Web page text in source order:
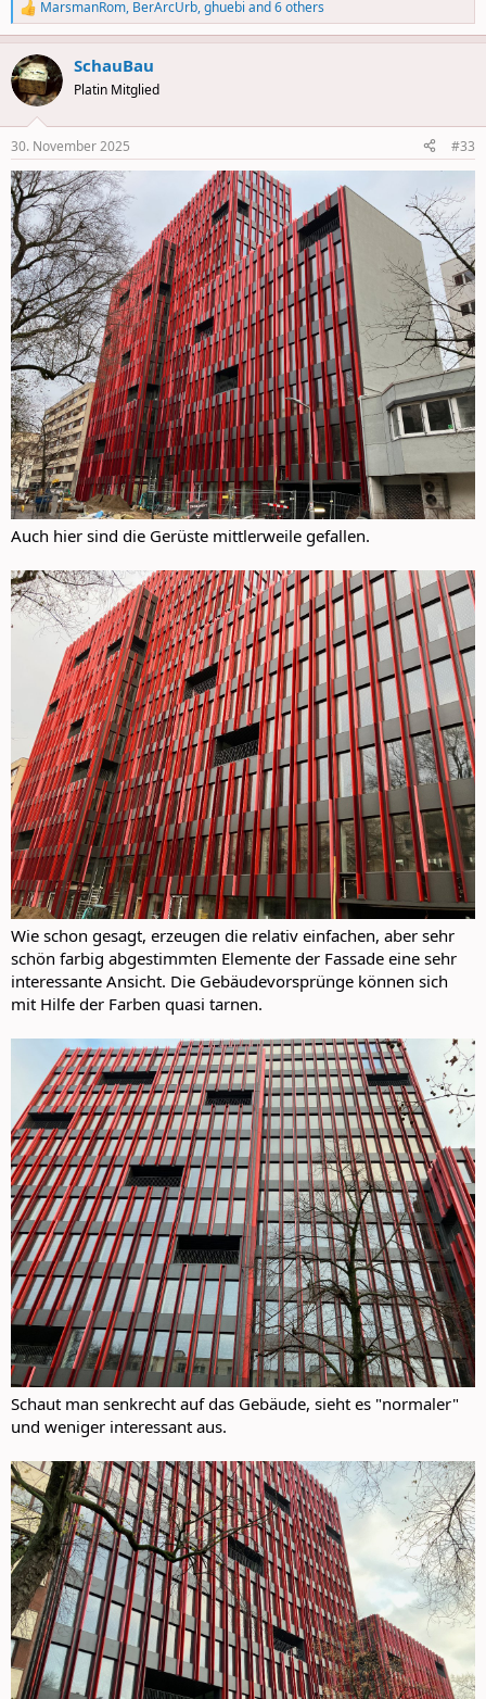
R
e
a
c
t
i
s
:
MarsmanRom, BerArcUrb,ghuebi and 6 others
SchauBau
Platin Mitglied
30. November 2025 #33
Auch hier sind die Gerüste mittlerweile gefallen.
Wie schon gesagt, erzeugen die relativ einfachen, aber sehr
schön farbig abgestimmten Elemente der Fassade eine sehr
interessante Ansicht. Die Gebäudevorsprünge können sich
mit Hilfe der Farben quasi tarnen.
Schaut man senkrecht auf das Gebäude, sieht es "normaler"
und weniger interessant aus.